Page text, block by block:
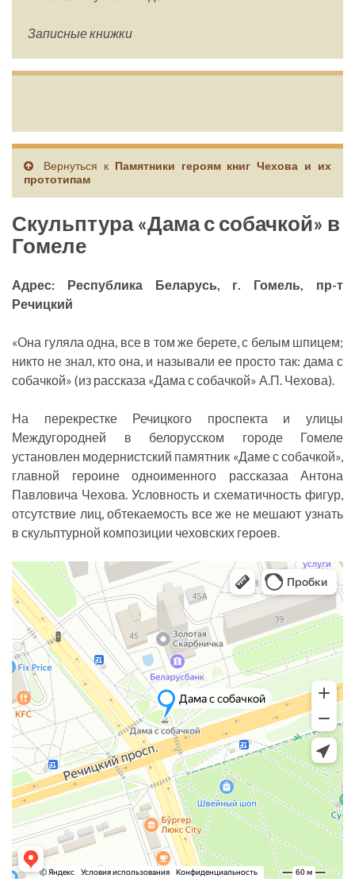
Записные книжки
Вернуться к Памятники героям книг Чехова и их
прототипам
Скульптура «Дама с собачкой» в
Гомеле
Адрес: Республика Беларусь, г. Гомель, пр-т
Речицкий
«Она гуляла одна, все в том же берете, с белым шпицем;
никто не знал, кто она, и называли ее просто так: дама с
собачкой» (из рассказа «Дама с собачкой» А.П. Чехова).
На перекрестке Речицкого проспекта и улицы
Междугородней в белорусском городе Гомеле
установлен модернистский памятник «Даме с собачкой»,
главной героине одноименного рассказаа Антона
Павловича Чехова. Условность и схематичность фигур,
отсутствие лиц, обтекаемость все же не мешают узнать
в скульптурной композиции чеховских героев.